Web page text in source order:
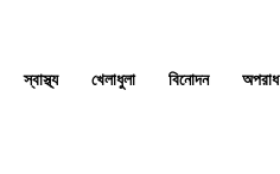
স্বাস্থ্য খেলাধুলা বিনোদন অপরাধ